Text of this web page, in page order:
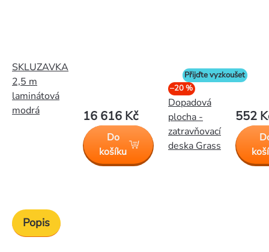
SKLUZAVKA
2,5 m
laminátová
modrá
16 616 Kč
Do
košíku
Přijďte vyzkoušet
–20 %
Dopadová
plocha -
zatravňovací
deska Grass
552
Popis